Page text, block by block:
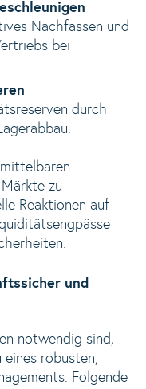
Nachfassen und
bei
durch
zu
Reaktionen auf
und
notwendig sind,
eines robusten,
Folgende